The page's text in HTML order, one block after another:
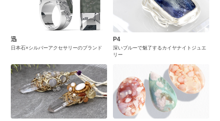
迅
日本石×シルバーアクセサリーのブランド
P4
深いブルーで魅了するカイヤナイトジュエ
リー